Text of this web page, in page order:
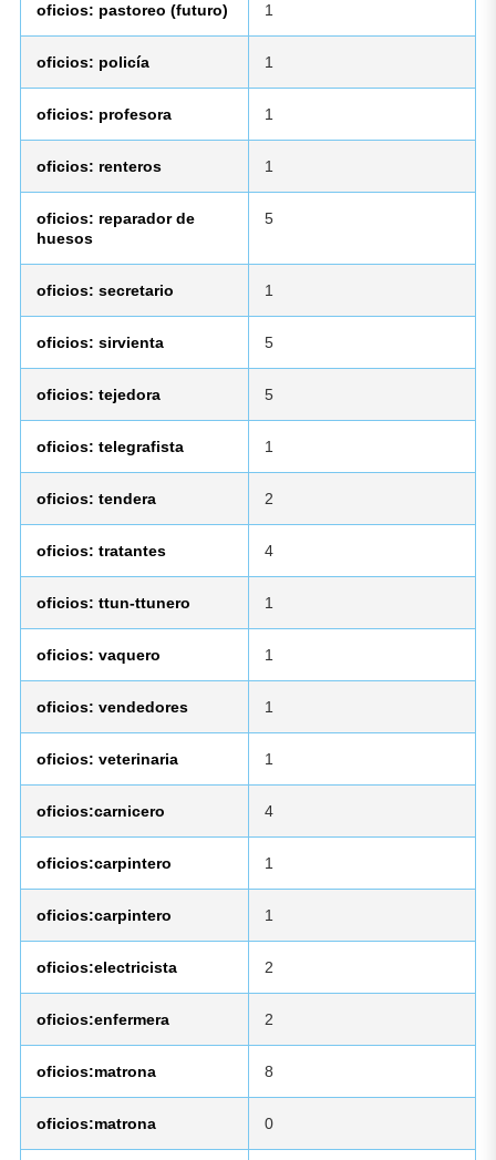
oficios: pastoreo (futuro) 1
oficios: policía 1
oficios: profesora 1
oficios: renteros 1
oficios: reparador de
huesos
5
oficios: secretario 1
oficios: sirvienta 5
oficios: tejedora 5
oficios: telegrafista 1
oficios: tendera 2
oficios: tratantes 4
oficios: ttun-ttunero 1
oficios: vaquero 1
oficios: vendedores 1
oficios: veterinaria 1
oficios:carnicero 4
oficios:carpintero 1
oficios:carpintero 1
oficios:electricista 2
oficios:enfermera 2
oficios:matrona 8
oficios:matrona 0